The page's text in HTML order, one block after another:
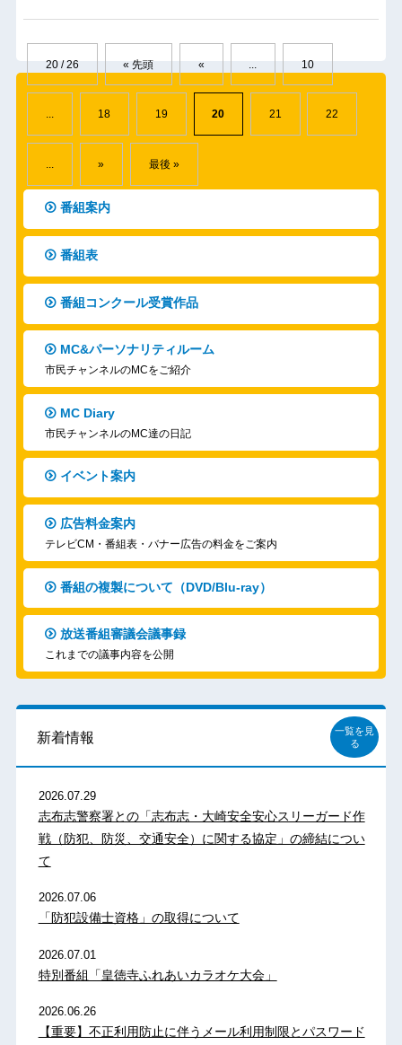
20 / 26 « 先頭 « 10
... 18 19 20 21 22
... » 最後 »
番組案内
番組表
番組コンクール受賞作品
MC&パーソナリティルーム
市民チャンネルのMCをご紹介
MC Diary
市民チャンネルのMC達の日記
イベント案内
広告料金案内
テレビCM・番組表・バナー広告の料金をご案内
番組の複製について（DVD/Blu-ray）
放送番組審議会議事録
これまでの議事内容を公開
新着情報
一覧を見
る
2026.07.29
志布志警察署との「志布志・大崎安全安心スリーガード作
戦（防犯、防災、交通安全）に関する協定」の締結につい
て
2026.07.06
「防犯設備士資格」の取得について
2026.07.01
特別番組「皇徳寺ふれあいカラオケ大会」
2026.06.26
【重要】不正利用防止に伴うメール利用制限とパスワード